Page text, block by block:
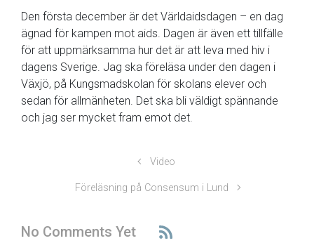
Den första december är det Världaidsdagen – en dag
ägnad för kampen mot aids. Dagen är även ett tillfälle
för att uppmärksamma hur det är att leva med hiv i
dagens Sverige. Jag ska föreläsa under den dagen i
Växjö, på Kungsmadskolan för skolans elever och
sedan för allmänheten. Det ska bli väldigt spännande
och jag ser mycket fram emot det.
Video
Föreläsning på Consensum i Lund
No Comments Yet